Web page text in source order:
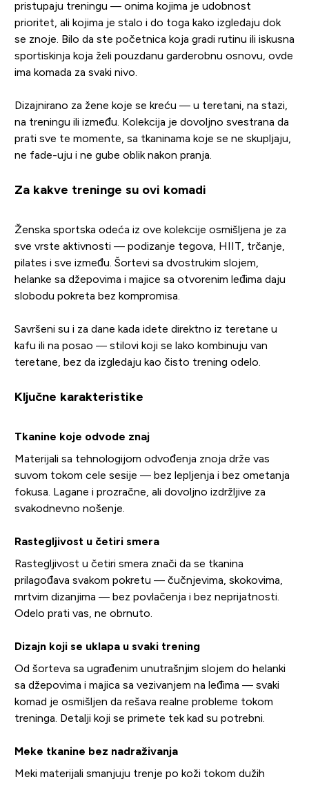
pristupaju treningu — onima kojima je udobnost
prioritet, ali kojima je stalo i do toga kako izgledaju dok
se znoje. Bilo da ste početnica koja gradi rutinu ili iskusna
sportiskinja koja želi pouzdanu garderobnu osnovu, ovde
ima komada za svaki nivo.
Dizajnirano za žene koje se kreću — u teretani, na stazi,
na treningu ili između. Kolekcija je dovoljno svestrana da
prati sve te momente, sa tkaninama koje se ne skupljaju,
ne fade-uju i ne gube oblik nakon pranja.
Za kakve treninge su ovi komadi
Ženska sportska odeća iz ove kolekcije osmišljena je za
sve vrste aktivnosti — podizanje tegova, HIIT, trčanje,
pilates i sve između. Šortevi sa dvostrukim slojem,
helanke sa džepovima i majice sa otvorenim leđima daju
slobodu pokreta bez kompromisa.
Savršeni su i za dane kada idete direktno iz teretane u
kafu ili na posao — stilovi koji se lako kombinuju van
teretane, bez da izgledaju kao čisto trening odelo.
Ključne karakteristike
Tkanine koje odvode znaj
Materijali sa tehnologijom odvođenja znoja drže vas
suvom tokom cele sesije — bez lepljenja i bez ometanja
fokusa. Lagane i prozračne, ali dovoljno izdržljive za
svakodnevno nošenje.
Rastegljivost u četiri smera
Rastegljivost u četiri smera znači da se tkanina
prilagođava svakom pokretu — čučnjevima, skokovima,
mrtvim dizanjima — bez povlačenja i bez neprijatnosti.
Odelo prati vas, ne obrnuto.
Dizajn koji se uklapa u svaki trening
Od šorteva sa ugrađenim unutrašnjim slojem do helanki
sa džepovima i majica sa vezivanjem na leđima — svaki
komad je osmišljen da rešava realne probleme tokom
treninga. Detalji koji se primete tek kad su potrebni.
Meke tkanine bez nadraživanja
Meki materijali smanjuju trenje po koži tokom dužih